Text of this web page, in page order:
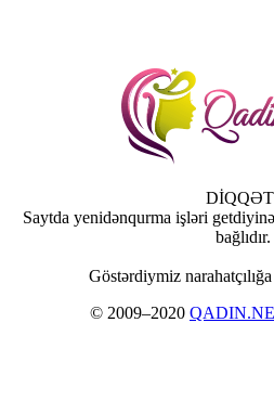
Saytda yenidənqurma işləri
bağlıdır.
Göstərdiymiz
© 2009–2020